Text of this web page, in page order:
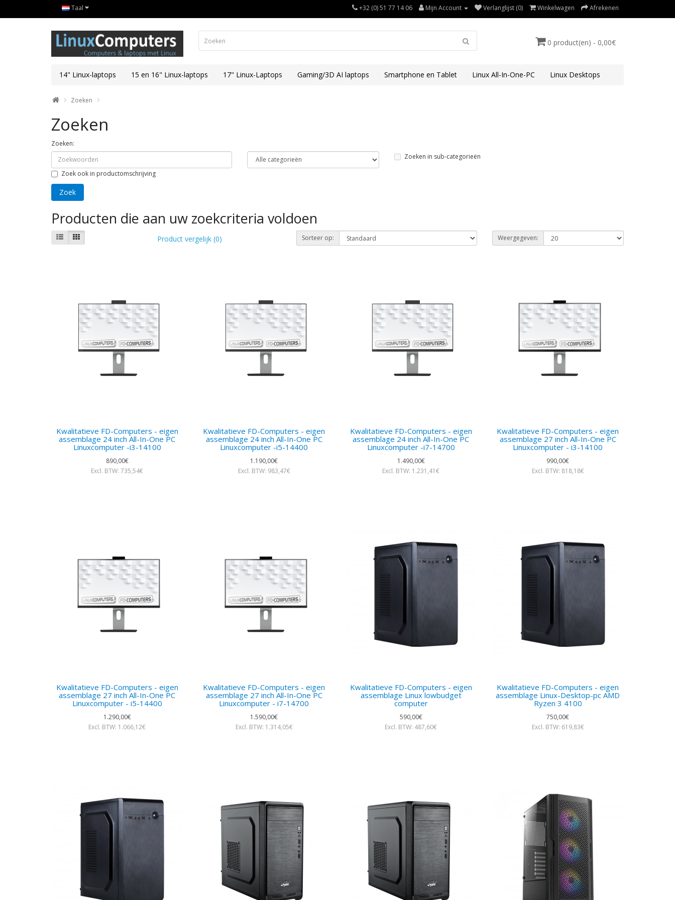
Taal +32 (0) 51 77 14 06 Mijn Account Verlanglijst (0) Winkelwagen Afrekenen
0 product(en) - 0,00€
14" Linux-laptops 15 en 16" Linux-laptops 17" Linux-Laptops Gaming/3D AI laptops Smartphone en Tablet Linux All-In-One-PC Linux Desktops
Zoeken
Zoeken
Zoeken:
Zoeken in sub-categorieën
Zoek ook in productomschrijving
Producten die aan uw zoekcriteria voldoen
Product vergelijk (0) Sorteer op: Weergegeven:
Kwalitatieve FD-Computers - eigen
assemblage 24 inch All-In-One PC
Linuxcomputer -i3-14100
890,00€
Excl. BTW: 735,54€
Kwalitatieve FD-Computers - eigen
assemblage 24 inch All-In-One PC
Linuxcomputer -i5-14400
1.190,00€
Excl. BTW: 983,47€
Kwalitatieve FD-Computers - eigen
assemblage 24 inch All-In-One PC
Linuxcomputer -i7-14700
1.490,00€
Excl. BTW: 1.231,41€
Kwalitatieve FD-Computers - eigen
assemblage 27 inch All-In-One PC
Linuxcomputer - i3-14100
990,00€
Excl. BTW: 818,18€
Kwalitatieve FD-Computers - eigen
assemblage 27 inch All-In-One PC
Linuxcomputer - i5-14400
1.290,00€
Excl. BTW: 1.066,12€
Kwalitatieve FD-Computers - eigen
assemblage 27 inch All-In-One PC
Linuxcomputer - i7-14700
1.590,00€
Excl. BTW: 1.314,05€
Kwalitatieve FD-Computers - eigen
assemblage Linux lowbudget
computer
590,00€
Excl. BTW: 487,60€
Kwalitatieve FD-Computers - eigen
assemblage Linux-Desktop-pc AMD
Ryzen 3 4100
750,00€
Excl. BTW: 619,83€